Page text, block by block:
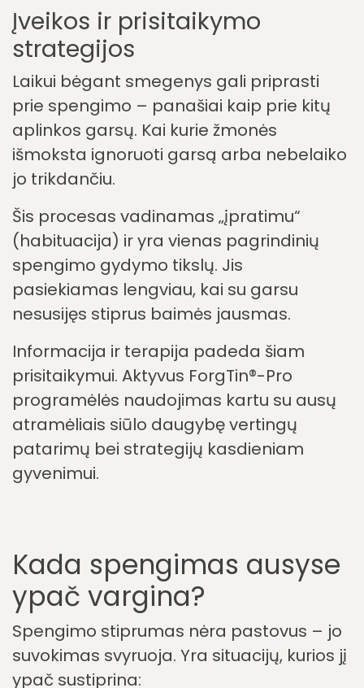
Dėl to spengimas tampa ryškesnis ir
dominuojantis klausos suvokime. Klausos
aparatai kai kuriais atvejais gali padėti
„subalansuoti“ garsinę patirtį.
Naudojant ForgTin® ausų atramėlius,
daugelis žmonių praneša apie
pagerėjimą tiek spengimo intensyvumo,
tiek klausos funkcijos srityse.
Įveikos ir prisitaikymo
strategijos
Laikui bėgant smegenys gali priprasti
aplinkos garsų. Kai kurie žmonės
išmoksta ignoruoti garsą arba nebelaiko
jo trikdančiu.
Šis procesas vadinamas „įpratimu“
(habituacija) ir yra vienas pagrindinių
Informacija ir terapija padeda šiam
prisitaikymui. Aktyvus ForgTin®-Pro
programėlės naudojimas kartu su ausų
atramėliais siūlo daugybę vertingų
patarimų bei strategijų kasdieniam